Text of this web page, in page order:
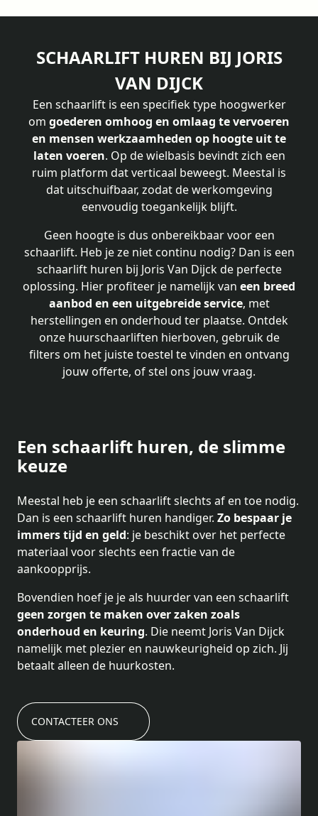
SCHAARLIFT HUREN BIJ JORIS
VAN DIJCK
Een schaarlift is een specifiek type hoogwerker
om goederen omhoog en omlaag te vervoeren
en mensen werkzaamheden op hoogte uit te
laten voeren. Op de wielbasis bevindt zich een
ruim platform dat verticaal beweegt. Meestal is
dat uitschuifbaar, zodat de werkomgeving
eenvoudig toegankelijk blijft.
Geen hoogte is dus onbereikbaar voor een
schaarlift. Heb je ze niet continu nodig? Dan is een
schaarlift huren bij Joris Van Dijck de perfecte
oplossing. Hier profiteer je namelijk van een breed
aanbod en een uitgebreide service, met
herstellingen en onderhoud ter plaatse. Ontdek
onze huurschaarliften hierboven, gebruik de
filters om het juiste toestel te vinden en ontvang
jouw offerte, of stel ons jouw vraag.
Een schaarlift huren, de slimme
keuze
Meestal heb je een schaarlift slechts af en toe nodig.
Dan is een schaarlift huren handiger. Zo bespaar je
immers tijd en geld: je beschikt over het perfecte
materiaal voor slechts een fractie van de
aankoopprijs.
Bovendien hoef je je als huurder van een schaarlift
geen zorgen te maken over zaken zoals
onderhoud en keuring. Die neemt Joris Van Dijck
namelijk met plezier en nauwkeurigheid op zich. Jij
betaalt alleen de huurkosten.
CONTACTEER ONS